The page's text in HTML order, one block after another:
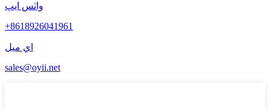
واٽس ايپ
+8618926041961
اي ميل
sales@oyii.net